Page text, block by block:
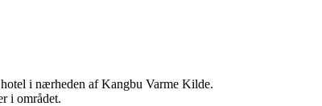
hotel i nærheden af Kangbu Varme Kilde.
i området.